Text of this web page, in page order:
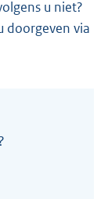
u niet?
doorgeven via